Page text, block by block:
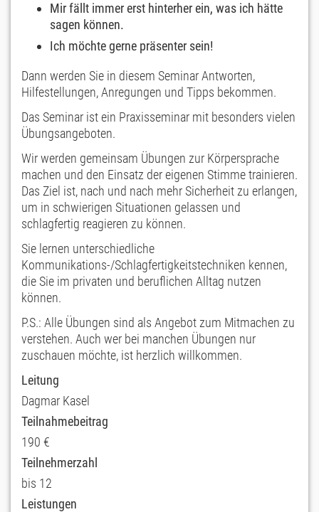
Mir fällt immer erst hinterher ein, was ich hätte
sagen können.
Ich möchte gerne präsenter sein!
Dann werden Sie in diesem Seminar Antworten,
Hilfestellungen, Anregungen und Tipps bekommen.
Das Seminar ist ein Praxisseminar mit besonders vielen
Übungsangeboten.
Wir werden gemeinsam Übungen zur Körpersprache
machen und den Einsatz der eigenen Stimme trainieren.
Das Ziel ist, nach und nach mehr Sicherheit zu erlangen,
um in schwierigen Situationen gelassen und
schlagfertig reagieren zu können.
Sie lernen unterschiedliche
Kommunikations-/Schlagfertigkeitstechniken kennen,
die Sie im privaten und beruflichen Alltag nutzen
können.
P.S.: Alle Übungen sind als Angebot zum Mitmachen zu
verstehen. Auch wer bei manchen Übungen nur
zuschauen möchte, ist herzlich willkommen.
Leitung
Dagmar Kasel
Teilnahmebeitrag
190 €
Teilnehmerzahl
bis 12
Leistungen